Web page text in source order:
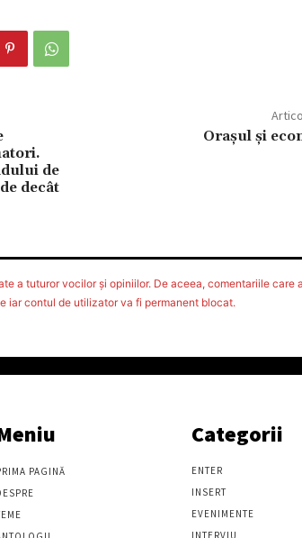
de
decât
Oraşul şi
a tuturor vocilor şi opiniilor. De aceea, comentariile care
iar contul de utilizator va fi permanent blocat.
PAGINĂ
Categorii
ENTER
INSERT
EVENIMENTE
INTERVIU